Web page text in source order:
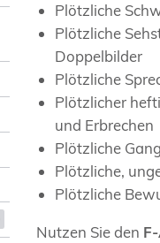
Plötzliche
Plötzliche
Doppelbilder
Plötzliche
Plötzlicher
und Erbrechen
Plötzliche
Plötzliche,
Plötzliche
Nutzen Sie den